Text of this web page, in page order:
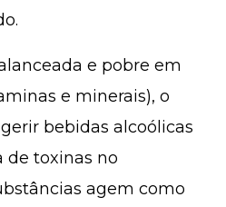
e pobre em
e minerais), o
bebidas alcoólicas
de toxinas no
agem como